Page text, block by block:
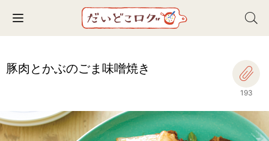
Toggle navigation
豚肉とかぶのごま味噌焼き
193